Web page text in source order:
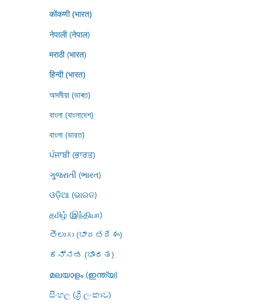
कोंकणी (भारत)
नेपाली (नेपाल)
मराठी (भारत)
हिन्दी (भारत)
অসমীয়া (ভাৰত)
বাংলা (বাংলাদেশ)
বাংলা (ভারত)
ਪੰਜਾਬੀ (ਭਾਰਤ)
ગુજરાતી (ભારત)
ଓଡ଼ିଆ (ଭାରତ)
தமிழ் (இந்தியா)
తెలుగు (భారతదేశం)
ಕನ್ನಡ (ಭಾರತ)
മലയാളം (ഇന്ത്യ)
සිංහල (ශ්‍රී ලංකාව)